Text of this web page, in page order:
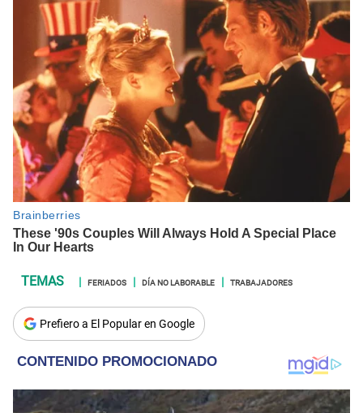
FERIADOS DÍA NO LABORABLE TRABAJADORES
Prefiero a El Popular en Google